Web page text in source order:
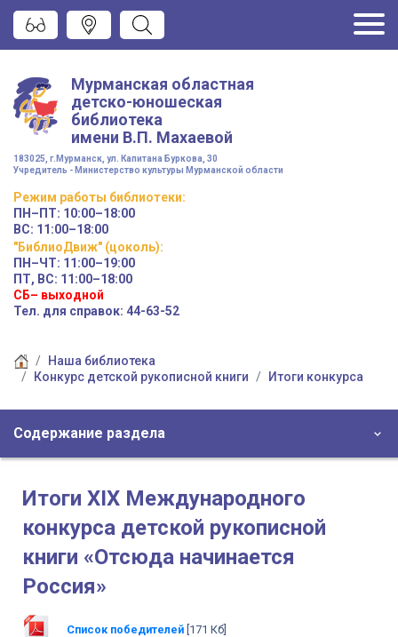
Мурманская областная
детско-юношеская
библиотека
имени В.П. Махаевой
183025, г.Мурманск, ул. Капитана Буркова, 30
Учредитель - Министерство культуры Мурманской области
Режим работы библиотеки:
ПН–ПТ: 10:00–18:00
ВС: 11:00–18:00
"БиблиоДвиж" (цоколь):
ПН–ЧТ: 11:00–19:00
ПТ, ВС: 11:00–18:00
СБ– выходной
Тел. для справок: 44-63-52
Наша библиотека
Конкурс детской рукописной книги
Итоги конкурса
Содержание раздела
Итоги XIX Международного
конкурса детской рукописной
книги «Отсюда начинается
Россия»
Список победителей [171 Кб]